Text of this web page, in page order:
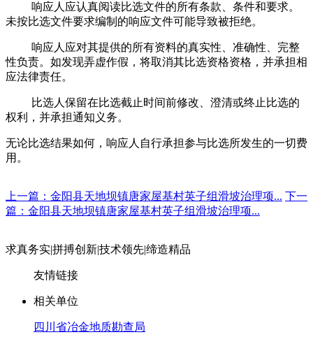
响应人应认真阅读比选文件的所有条款、条件和要求。
未按比选文件要求编制的响应文件可能导致被拒绝。
响应人应对其提供的所有资料的真实性、准确性、完整
性负责。如发现弄虚作假，将取消其比选资格资格，并承担相
应法律责任。
比选人保留在比选截止时间前修改、澄清或终止比选的
权利，并承担通知义务。
无论比选结果如何，响应人自行承担参与比选所发生的一切费
用。
上一篇：金阳县天地坝镇唐家屋基村英子组滑坡治理项... 下一
篇：金阳县天地坝镇唐家屋基村英子组滑坡治理项...
求真务实|拼搏创新|技术领先|缔造精品
友情链接
相关单位
四川省冶金地质勘查局